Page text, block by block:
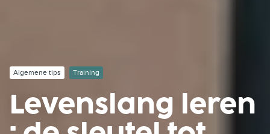
Algemene tips Training
Levenslang leren